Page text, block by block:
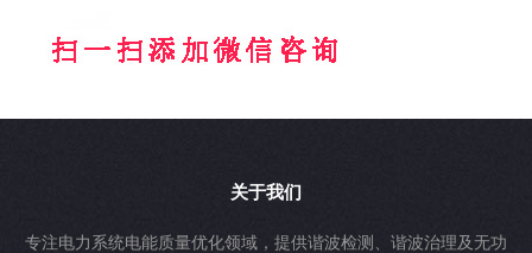
关于我们
专注电力系统电能质量优化领域，提供谐波检测、谐波治理及无功